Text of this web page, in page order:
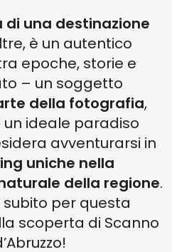
di una destinazione
è un autentico
epoche, storie e
– un soggetto
della fotografia,
ideale paradiso
avventurarsi in
uniche nella
della regione.
subito per questa
scoperta di Scanno